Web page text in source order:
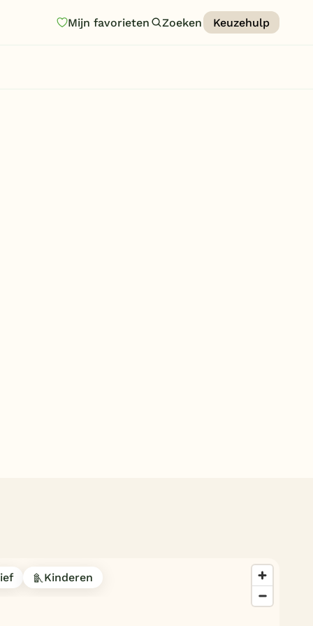
Mijn favorieten Zoeken Keuzehulp
Texel
Kinderen